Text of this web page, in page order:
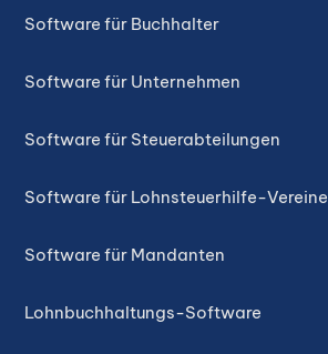
Software für Buchhalter
Software für Unternehmen
Software für Steuerabteilungen
Software für Lohnsteuerhilfe-Vereine
Software für Mandanten
Lohnbuchhaltungs-Software